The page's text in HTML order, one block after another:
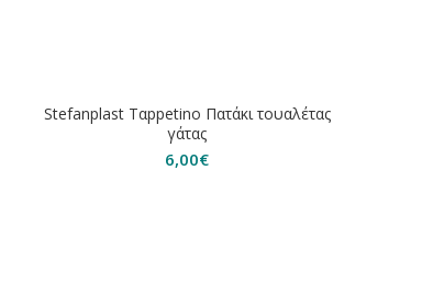
Stefanplast Ταppetino Πατάκι τουαλέτας
γάτας
6,00€